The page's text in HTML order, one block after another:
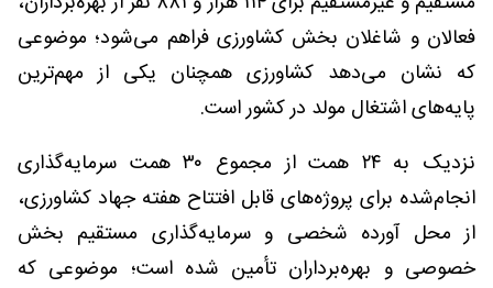
فعالان و شاغلان بخش کشاورزی فراهم می‌شود؛ موضوعی
که نشان می‌دهد کشاورزی همچنان یکی از مهم‌ترین
پایه‌های اشتغال مولد در کشور است.
نزدیک به ۲۴ همت از مجموع ۳۰ همت سرمایه‌گذاری
انجام‌شده برای پروژه‌های قابل افتتاح هفته جهاد کشاورزی،
از محل آورده شخصی و سرمایه‌گذاری مستقیم بخش
خصوصی و بهره‌برداران تأمین شده است؛ موضوعی که